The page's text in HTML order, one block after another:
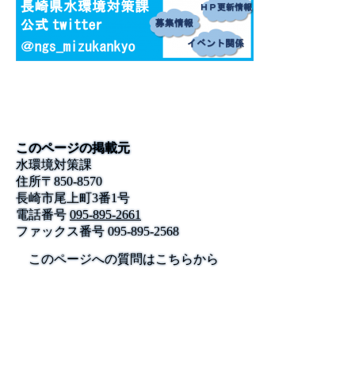
このページの掲載元
水環境対策課
住所〒850-8570
長崎市尾上町3番1号
電話番号 095-895-2661
ファックス番号095-895-2568
このページへの質問はこちらから